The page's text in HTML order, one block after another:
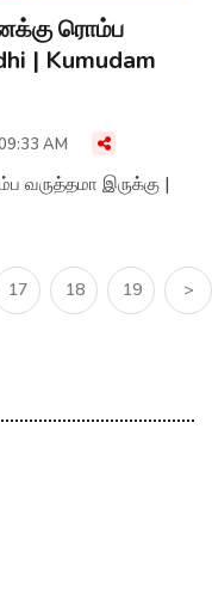
ரொம்ப
| Kumudam
AM
இருக்கு |
17 18 19 >